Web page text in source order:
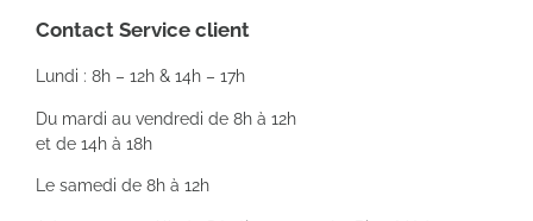
Contact Service client
Lundi : 8h – 12h & 14h – 17h
Du mardi au vendredi de 8h à 12h
et de 14h à 18h
Le samedi de 8h à 12h